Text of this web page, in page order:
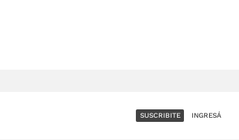
SUSCRIBITE INGRESÁ